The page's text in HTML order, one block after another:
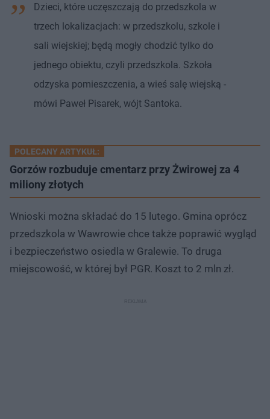
Dzieci, które uczęszczają do przedszkola w
trzech lokalizacjach: w przedszkolu, szkole i
sali wiejskiej; będą mogły chodzić tylko do
jednego obiektu, czyli przedszkola. Szkoła
odzyska pomieszczenia, a wieś salę wiejską -
mówi Paweł Pisarek, wójt Santoka.
POLECANY ARTYKUŁ:
​Gorzów rozbuduje cmentarz przy Żwirowej za 4
miliony złotych
Wnioski można składać do 15 lutego. Gmina oprócz
przedszkola w Wawrowie chce także poprawić wygląd
i bezpieczeństwo osiedla w Gralewie. To druga
miejscowość, w której był PGR. Koszt to 2 mln zł.